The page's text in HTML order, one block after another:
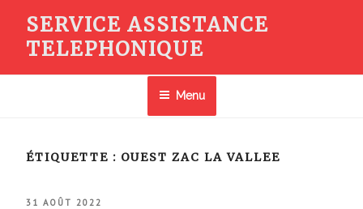
contenu
SERVICE ASSISTANCE
TELEPHONIQUE
Menu
ÉTIQUETTE : OUEST ZAC LA VALLEE
PUBLIÉ
31 AOÛT 2022